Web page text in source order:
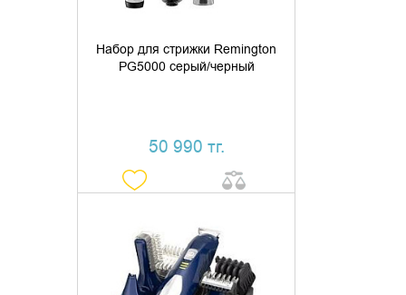
Набор для стрижки Remington
PG5000 серый/черный
50 990 тг.
ДОБАВИТЬ В КОРЗИНУ
КУПИТЬ В 1 КЛИК